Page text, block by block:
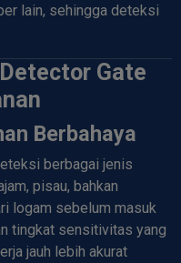
lain, sehingga deteksi
Gate
Berbahaya
berbagai jenis
pisau, bahkan
logam sebelum masuk
tingkat sensitivitas yang
jauh lebih akurat